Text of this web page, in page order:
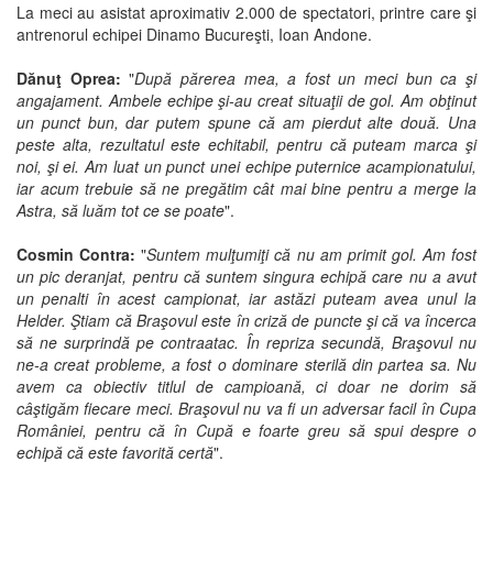
La meci au asistat aproximativ 2.000 de spectatori, printre care şi
antrenorul echipei Dinamo Bucureşti, Ioan Andone.
Dănuţ Oprea: "După părerea mea, a fost un meci bun ca şi
angajament. Ambele echipe şi-au creat situaţii de gol. Am obţinut
un punct bun, dar putem spune că am pierdut alte două. Una
peste alta, rezultatul este echitabil, pentru că puteam marca şi
noi, şi ei. Am luat un punct unei echipe puternice acampionatului,
iar acum trebuie să ne pregătim cât mai bine pentru a merge la
Astra, să luăm tot ce se poate".
Cosmin Contra: "Suntem mulţumiţi că nu am primit gol. Am fost
un pic deranjat, pentru că suntem singura echipă care nu a avut
un penalti în acest campionat, iar astăzi puteam avea unul la
Helder. Ştiam că Braşovul este în criză de puncte şi că va încerca
să ne surprindă pe contraatac. În repriza secundă, Braşovul nu
ne-a creat probleme, a fost o dominare sterilă din partea sa. Nu
avem ca obiectiv titlul de campioană, ci doar ne dorim să
câştigăm fiecare meci. Braşovul nu va fi un adversar facil în Cupa
României, pentru că în Cupă e foarte greu să spui despre o
echipă că este favorită certă".